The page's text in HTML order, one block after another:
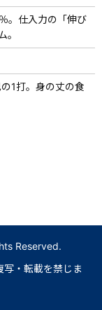
。仕入力の「伸び
。
1打。身の丈の食
Reserved.
写・転載を禁じま